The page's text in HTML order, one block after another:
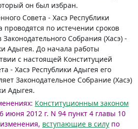
он был избран.
Совета - Хасэ Республики
проводятся по истечении сроков
Собрания (Хасэ) -
Адыгея. До начала работы
с настоящей Конституцией
- Хасэ Республики Адыгея его
Законодательное Собрание (Хасэ)
Адыгея.
Конституционным законом
июня 2012 г. N 94 пункт 4 главы 10
вступающие в силу по